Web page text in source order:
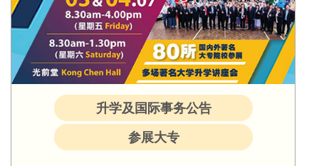
升学及国际事务公告
参展大专